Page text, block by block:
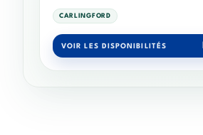
CARLINGFORD
VOIR LES DISPONIBILITÉS